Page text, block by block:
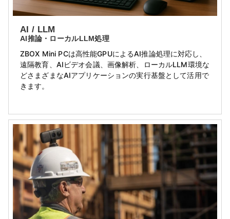
AI / LLM
AI推論・ローカルLLM処理
ZBOX Mini PCは高性能GPUによるAI推論処理に対応し、
遠隔教育、AIビデオ会議、画像解析、ローカルLLM環境な
どさまざまなAIアプリケーションの実行基盤として活用で
きます。